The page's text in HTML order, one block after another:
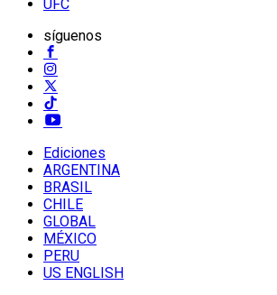
UFC
síguenos
Ediciones
ARGENTINA
BRASIL
CHILE
GLOBAL
MÉXICO
PERU
US ENGLISH